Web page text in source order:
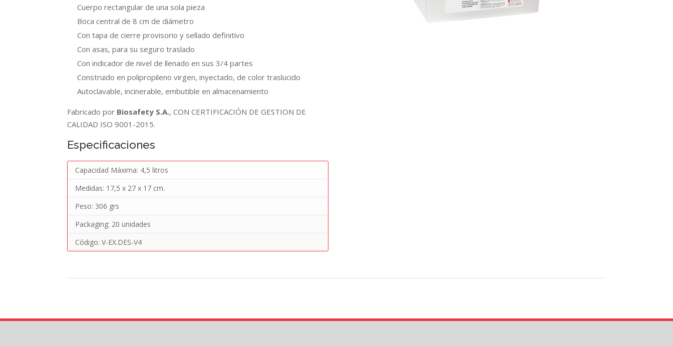
Cuerpo rectangular de una sola pieza
Boca central de 8 cm de diámetro
Con tapa de cierre provisorio y sellado definitivo
Con asas, para su seguro traslado
Con indicador de nivel de llenado en sus 3/4 partes
Construido en polipropileno virgen, inyectado, de color traslucido
Autoclavable, incinerable, embutible en almacenamiento
Fabricado por Biosafety S.A., CON CERTIFICACIÓN DE GESTION DE
CALIDAD ISO 9001-2015.
Especificaciones
Capacidad Máxima: 4,5 litros
Medidas: 17,5 x 27 x 17 cm.
Peso: 306 grs
Packaging: 20 unidades
Código: V-EX.DES-V4